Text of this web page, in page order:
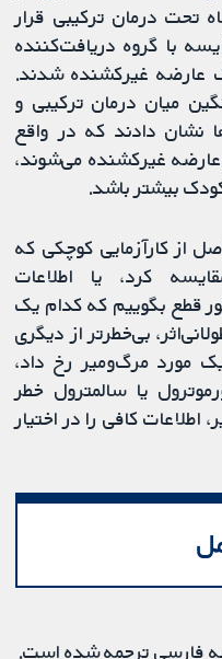
تحت درمان ترکیبی قرار
با گروه دریافت‌کننده
عارضه غیرکشنده شدند.
میان درمان ترکیبی و
نشان دادند که در واقع
عارضه غیرکشنده می‌شوند،
از کارآزمایی کوچکی که
کرد، یا اطلاعات
قطع بگوییم که کدام یک
بی‌خطرتر از دیگری
مورد مرگ‌ومیر رخ داد،
یا سالمترول خطر
کافی را در اختیار
به فارسی ترجمه شده است.